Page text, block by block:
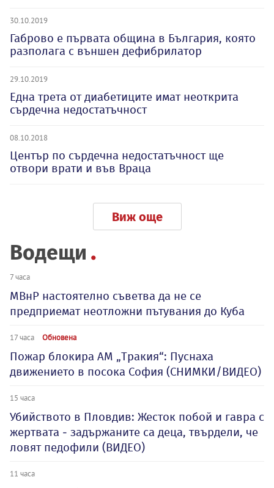
30.10.2019
Габрово е първата община в България, която
разполага с външен дефибрилатор
29.10.2019
Една трета от диабетиците имат неоткрита
сърдечна недостатъчност
08.10.2018
Център по сърдечна недостатъчност ще
отвори врати и във Враца
Виж още
Водещи
7 часа
МВнР настоятелно съветва да не се
предприемат неотложни пътувания до Куба
17 часа Обновена
Пожар блокира АМ „Тракия“: Пуснаха
движението в посока София (СНИМКИ/ВИДЕО)
15 часа
Убийството в Пловдив: Жесток побой и гавра с
жертвата - задържаните са деца, твърдели, че
ловят педофили (ВИДЕО)
11 часа